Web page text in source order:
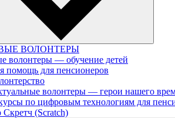
ВОЛОНТЕРЫ
волонтеры — обучение детей
помощь для пенсионеров
волонтеры — герои нашего
по цифровым технологиям для
(Scratch)